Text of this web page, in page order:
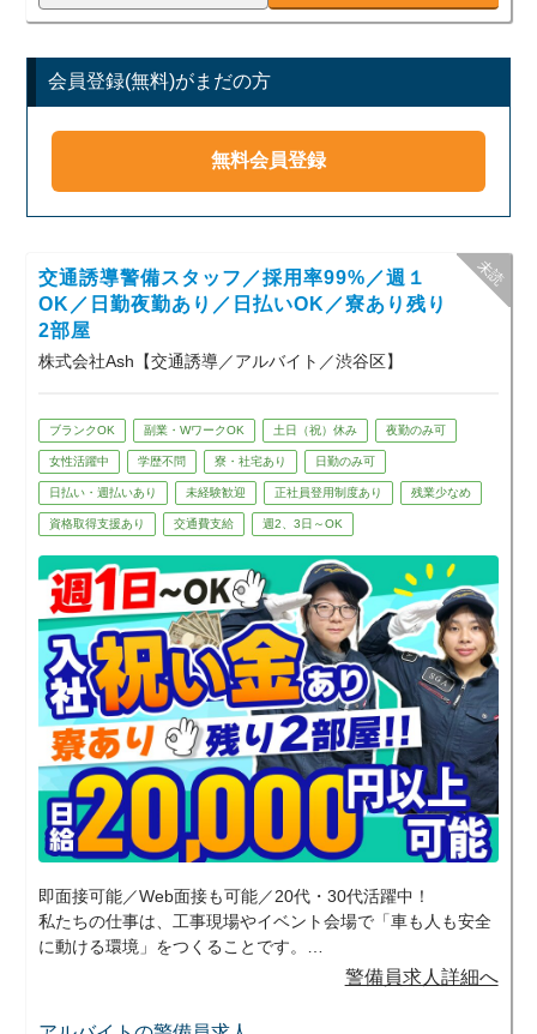
の警備バイトでも安心です。
年齢・経験不問！即採用×高収入
現場が早く終わっても【日給保証】がある
ので安心です。
◆ こんな人にピッタリ！
・週1日～、空いた日だけ働きたい
・すぐお金が欲しい（日払いOK）
★1つでも当てはまれば大歓迎！
■大型ゲームイベント警備の実績あり！
績もあります。
そんな若手スタッフからも好評です。
※配属は希望・適性を考慮します
会員登録(無料)がまだの方
無料会員登録
交通誘導警備スタッフ／採用率99%／週１
OK／日勤夜勤あり／日払いOK／寮あり残り
2部屋
株式会社Ash【交通誘導／アルバイト／渋谷区】
ブランクOK 副業・WワークOK 土日（祝）休み 夜勤のみ可
女性活躍中 学歴不問 寮・社宅あり 日勤のみ可
日払い・週払いあり 未経験歓迎 正社員登用制度あり 残業少なめ
資格取得支援あり 交通費支給 週2、3日～OK
即面接可能／Web面接も可能／20代・30代活躍中！
私たちの仕事は、工事現場やイベント会場で「車も人も安全
に動ける環境」をつくることです。
地域のお祭りやスポーツイベントなど、日常では味わえない
ベント警備の両方を経験できるため、飽きずに長く続けてい
警備員求人詳細へ